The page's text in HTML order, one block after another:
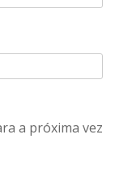
a próxima vez